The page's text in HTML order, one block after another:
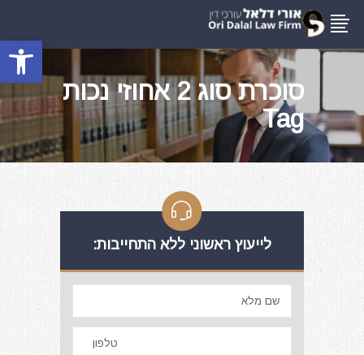
פתח
סוכרת סוג 2 אחוזי נכות
Tag
לייעוץ ראשוני ללא התחייבות: